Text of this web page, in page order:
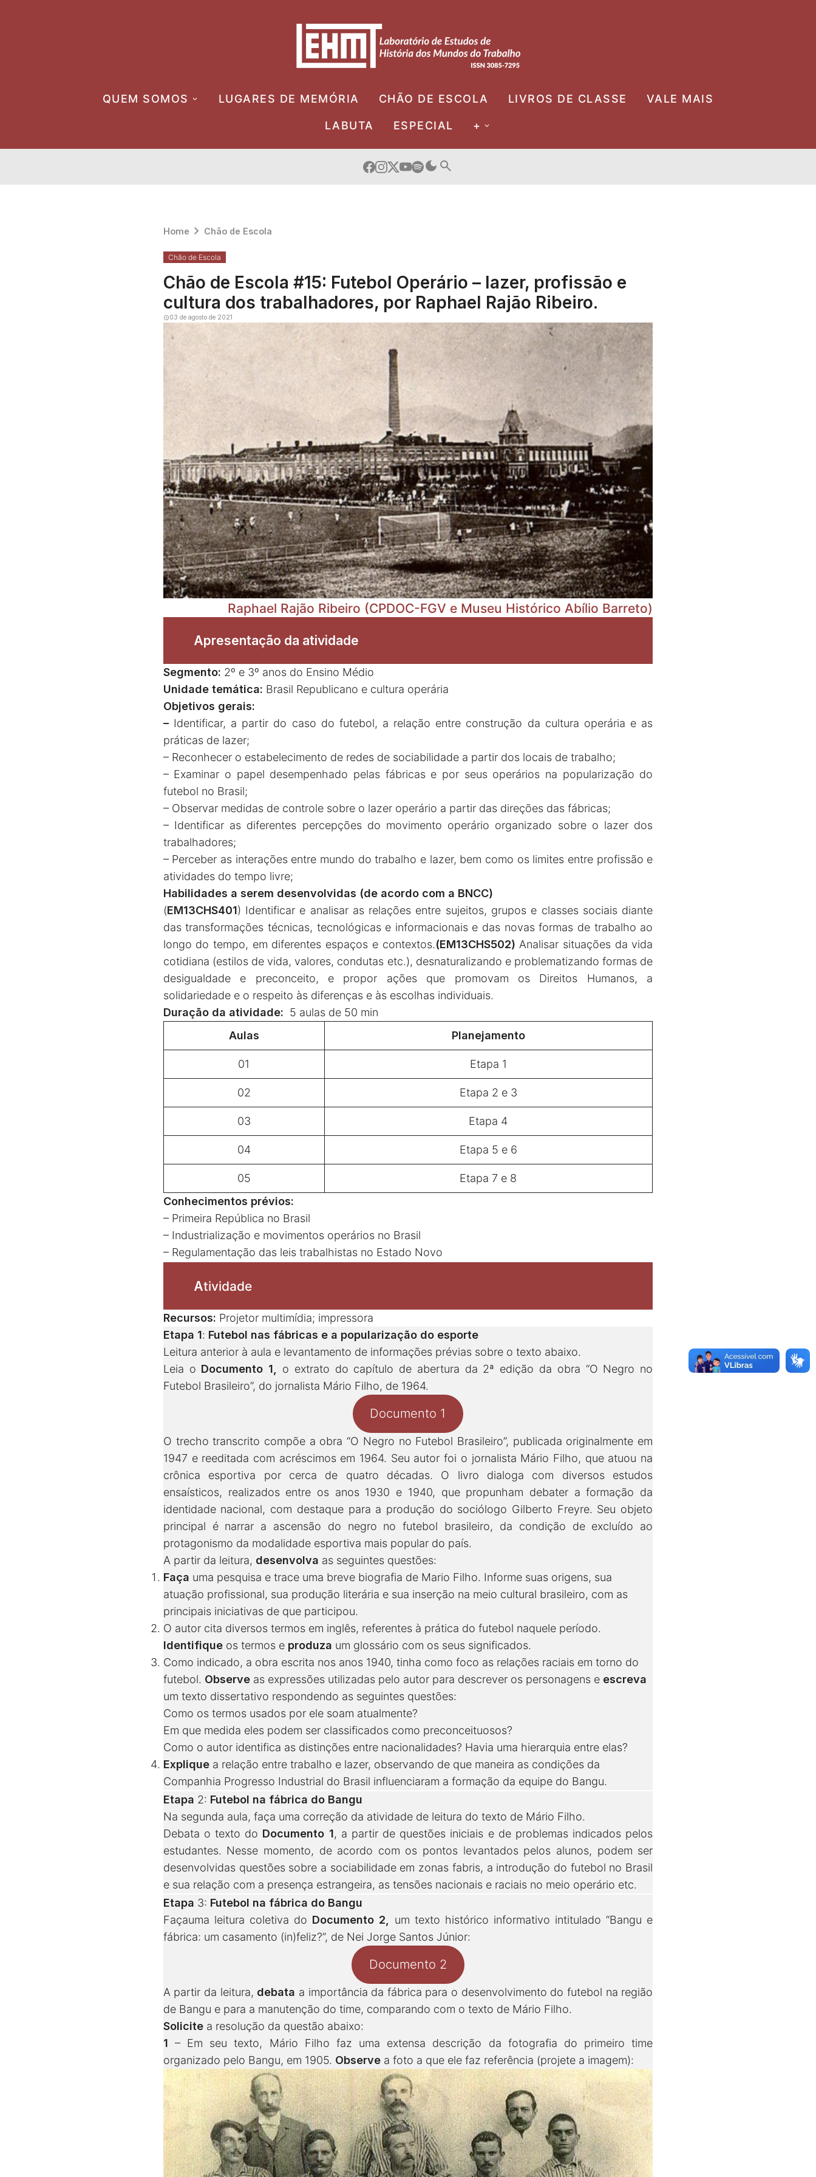
QUEM SOMOS LUGARES DE MEMÓRIA CHÃO DE ESCOLA LIVROS DE CLASSE VALE MAIS
LABUTA ESPECIAL +
Home Chão de Escola
Chão de Escola
Chão de Escola #15: Futebol Operário – lazer, profissão e
cultura dos trabalhadores, por Raphael Rajão Ribeiro.
03 de agosto de 2021
Raphael Rajão Ribeiro (CPDOC-FGV e Museu Histórico Abílio Barreto)
Apresentação da atividade
Segmento: 2º e 3º anos do Ensino Médio
Unidade temática: Brasil Republicano e cultura operária
Objetivos gerais:
– Identificar, a partir do caso do futebol, a relação entre construção da cultura operária e as
práticas de lazer;
– Reconhecer o estabelecimento de redes de sociabilidade a partir dos locais de trabalho;
– Examinar o papel desempenhado pelas fábricas e por seus operários na popularização do
futebol no Brasil;
– Observar medidas de controle sobre o lazer operário a partir das direções das fábricas;
– Identificar as diferentes percepções do movimento operário organizado sobre o lazer dos
trabalhadores;
– Perceber as interações entre mundo do trabalho e lazer, bem como os limites entre profissão e
atividades do tempo livre;
Habilidades a serem desenvolvidas (de acordo com a BNCC)
(EM13CHS401) Identificar e analisar as relações entre sujeitos, grupos e classes sociais diante
das transformações técnicas, tecnológicas e informacionais e das novas formas de trabalho ao
longo do tempo, em diferentes espaços e contextos.(EM13CHS502)Analisar situações da vida
cotidiana (estilos de vida, valores, condutas etc.), desnaturalizando e problematizando formas de
desigualdade e preconceito, e propor ações que promovam os Direitos Humanos, a
solidariedade e o respeito às diferenças e às escolhas individuais.
Duração da atividade: 5 aulas de 50 min
Aulas
Planejamento
01 Etapa 1
02 Etapa 2 e 3
03 Etapa 4
04 Etapa 5 e 6
05
Etapa 7 e 8
Conhecimentos prévios:
– Primeira República no Brasil
– Industrialização e movimentos operários no Brasil
– Regulamentação das leis trabalhistas no Estado Novo
Atividade
Recursos: Projetor multimídia; impressora
Etapa 1: Futebol nas fábricas e a popularização do esporte
Leitura anterior à aula e levantamento de informações prévias sobre o texto abaixo.
Leia o Documento 1, o extrato do capítulo de abertura da 2ª edição da obra “O Negro no
Futebol Brasileiro”, do jornalista Mário Filho, de 1964.
Documento 1
O trecho transcrito compõe a obra “O Negro no Futebol Brasileiro”, publicada originalmente em
1947 e reeditada com acréscimos em 1964. Seu autor foi o jornalista Mário Filho, que atuou na
crônica esportiva por cerca de quatro décadas. O livro dialoga com diversos estudos
ensaísticos, realizados entre os anos 1930 e 1940, que propunham debater a formação da
identidade nacional, com destaque para a produção do sociólogo Gilberto Freyre. Seu objeto
principal é narrar a ascensão do negro no futebol brasileiro, da condição de excluído ao
protagonismo da modalidade esportiva mais popular do país.
A partir da leitura, desenvolva as seguintes questões:
Faça uma pesquisa e trace uma breve biografia de Mario Filho. Informe suas origens, sua
atuação profissional, sua produção literária e sua inserção na meio cultural brasileiro, com as
principais iniciativas de que participou.
O autor cita diversos termos em inglês, referentes à prática do futebol naquele período.
Identifiqueos termos e produza um glossário com os seus significados.
Como indicado, a obra escrita nos anos 1940, tinha como foco as relações raciais em torno do
futebol. Observeas expressões utilizadas pelo autor para descrever os personagens e escreva
um texto dissertativo respondendo as seguintes questões:
Como os termos usados por ele soam atualmente?
Em que medida eles podem ser classificados como preconceituosos?
Como o autor identifica as distinções entre nacionalidades? Havia uma hierarquia entre elas?
Explique a relação entre trabalho e lazer, observando de que maneira as condições da
Companhia Progresso Industrial do Brasil influenciaram a formação da equipe do Bangu.
Etapa 2: Futebol na fábrica do Bangu
Na segunda aula, faça uma correção da atividade de leitura do texto de Mário Filho.
Debata o texto do Documento 1, a partir de questões iniciais e de problemas indicados pelos
estudantes. Nesse momento, de acordo com os pontos levantados pelos alunos, podem ser
desenvolvidas questões sobre a sociabilidade em zonas fabris, a introdução do futebol no Brasil
e sua relação com a presença estrangeira, as tensões nacionais e raciais no meio operário etc.
Etapa 3: Futebol na fábrica do Bangu
Façauma leitura coletiva do Documento 2, um texto histórico informativo intitulado “Bangu e
fábrica: um casamento (in)feliz?”, de Nei Jorge Santos Júnior:
Documento 2
A partir da leitura, debata a importância da fábrica para o desenvolvimento do futebol na região
de Bangu e para a manutenção do time, comparando com o texto de Mário Filho.
Solicite a resolução da questão abaixo:
1 – Em seu texto, Mário Filho faz uma extensa descrição da fotografia do primeiro time
organizado pelo Bangu, em 1905. Observea foto a que ele faz referência (projete a imagem):